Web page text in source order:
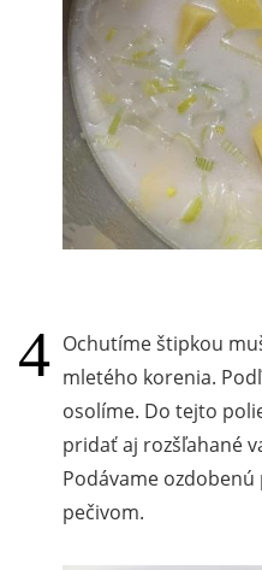
Ochutíme štipkou
mletého korenia.
osolíme. Do tejto
pridať aj rozšľahané
Podávame
pečivom.